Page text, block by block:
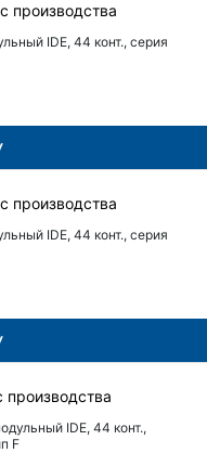
IDE, 44 конт., серия
IDE, 44 конт., серия
IDE, 44 конт.,
F